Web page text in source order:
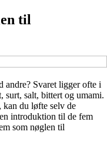
til
andre? Svaret ligger ofte i
surt, salt, bittert og umami.
kan du løfte selv de
introduktion til de fem
som nøglen til